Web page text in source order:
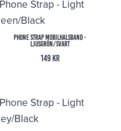
Phone Strap Mobilhalsband -
Ljusgrön/Svart
149 kr